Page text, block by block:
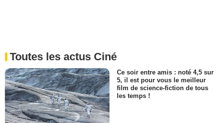
Toutes les actus Ciné
Ce soir entre amis : noté 4,5 sur
5, il est pour vous le meilleur
film de science-fiction de tous
les temps !